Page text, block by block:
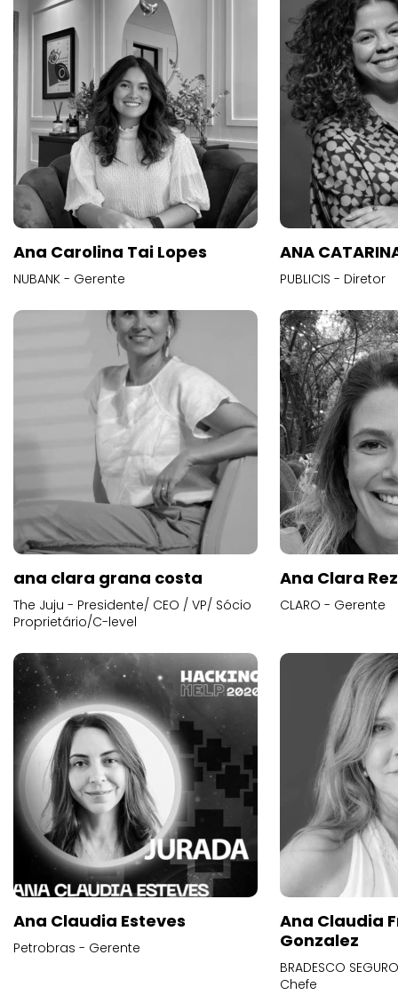
Ana Carolina Tai Lopes
NUBANK - Gerente
ANA
PUBLICIS - Diretor
ana clara grana costa
The Juju - Presidente/ CEO / VP/ Sócio
Proprietário/C-level
Ana Clara
CLARO - Gerente
Ana Claudia Esteves
Petrobras - Gerente
Ana Claudia
Gonzalez
BRADESCO
Chefe